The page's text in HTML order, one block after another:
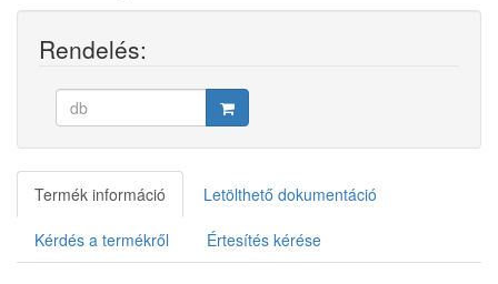
Rendelés:
Termék információ Letölthető dokumentáció
Kérdés a termékről Értesítés kérése